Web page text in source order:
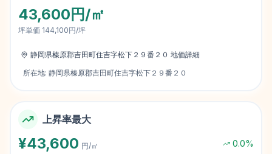
43,600円/㎡
坪単価 144,100円/坪
静岡県榛原郡吉田町住吉字松下２９番２０ 地価詳細
所在地: 静岡県榛原郡吉田町住吉字松下２９番２０
上昇率最大
¥43,600 円/㎡ 0.0%